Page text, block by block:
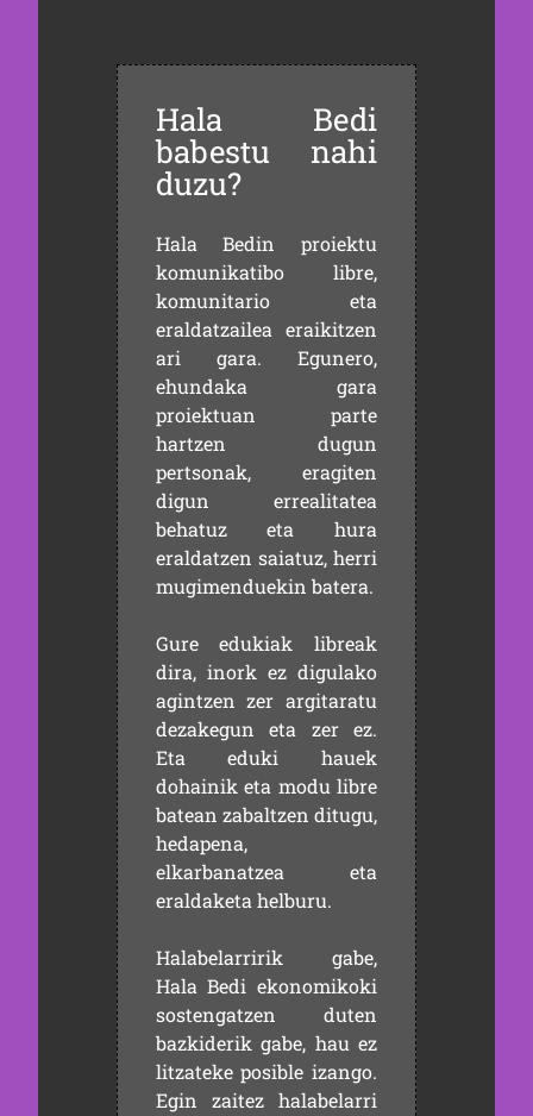
Hala Bedi
babestu nahi
duzu?
Hala Bedin proiektu
komunikatibo libre,
komunitario eta
eraldatzailea eraikitzen
ari gara. Egunero,
ehundaka gara
proiektuan parte
hartzen dugun
pertsonak, eragiten
digun errealitatea
behatuz eta hura
eraldatzen saiatuz, herri
mugimenduekin batera.
Gure edukiak libreak
dira, inork ez digulako
agintzen zer argitaratu
dezakegun eta zer ez.
Eta eduki hauek
dohainik eta modu libre
batean zabaltzen ditugu,
hedapena,
elkarbanatzea eta
eraldaketa helburu.
Halabelarririk gabe,
Hala Bedi ekonomikoki
sostengatzen duten
bazkiderik gabe, hau ez
litzateke posible izango.
Egin zaitez halabelarri